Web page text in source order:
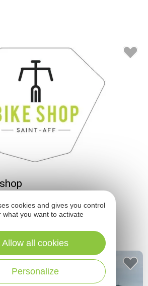
cookies and gives you control
what you want to activate
Personalize
Allow all cookies